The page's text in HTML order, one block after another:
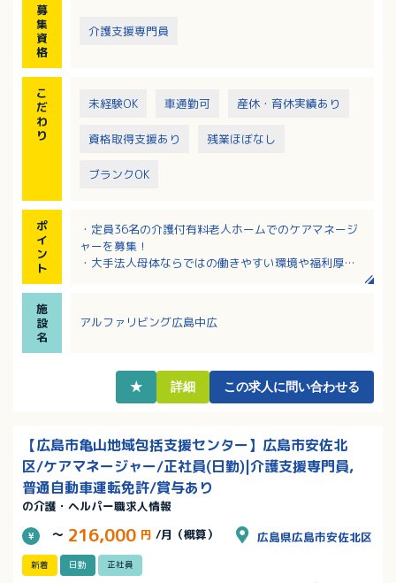
募
集
資
格
介護支援専門員
こ
だ
わ
り
未経験OK 車通勤可 産休・育休実績あり
資格取得支援あり 残業ほぼなし
ブランクOK
ポ
イ
ン
ト
・定員36名の介護付有料老人ホームでのケアマネージ
ャーを募集！
・大手法人母体ならではの働きやすい環境や福利厚生
・キャリアパス制度があり、研修も充実しているので
フバランスの充実を大事にして働けます
施
設
名
アルファリビング広島中広
★ 詳細 この求人に問い合わせる
【広島市亀山地域包括支援センター】広島市安佐北
区/ケアマネージャー/正社員(日勤)|介護支援専門員,
普通自動車運転免許/賞与あり
の介護・ヘルパー職求人情報
～ 216,000 円 /月（概算） 広島県広島市安佐北区
新着 日勤 正社員